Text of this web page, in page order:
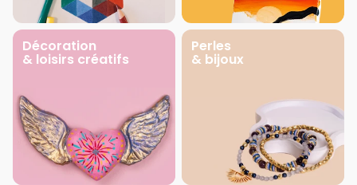
Décoration
& loisirs créatifs
Perles
& bijoux